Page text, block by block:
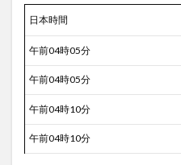
日本時間
午前04時05分
午前04時05分
午前04時10分
午前04時10分